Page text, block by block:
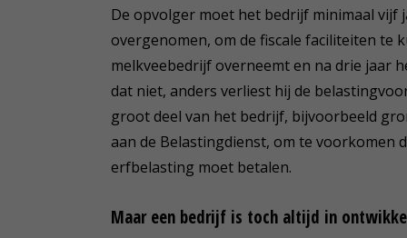
De opvolger moet het bedrijf minimaal
overgenomen, om de fiscale faciliteiten te
melkveebedrijf overneemt en na drie jaar
dat niet, anders verliest hij de
groot deel van het bedrijf, bijvoorbeeld
aan de Belastingdienst, om te voorkomen
erfbelasting moet betalen.
Maar een bedrijf is toch altijd in